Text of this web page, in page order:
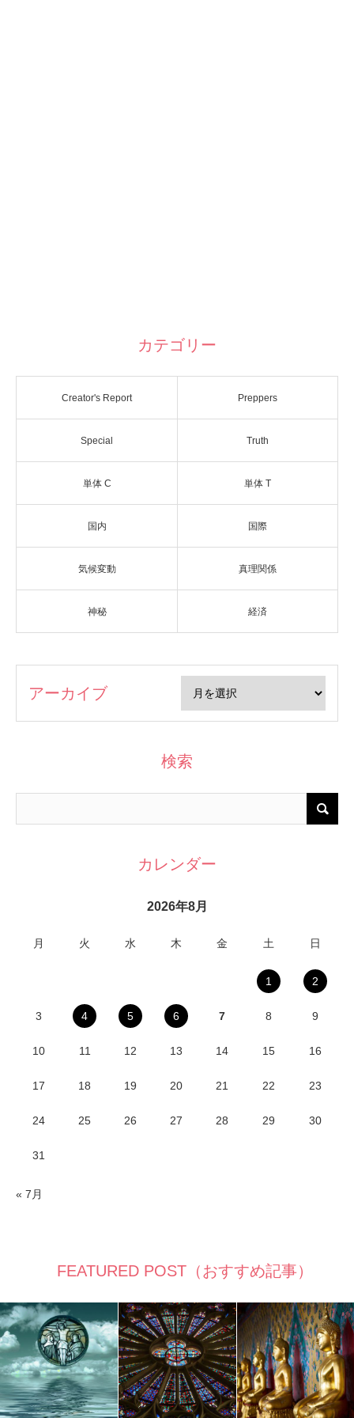
カテゴリー
Creator's Report Preppers
Special Truth
単体 C 単体 T
国内 国際
気候変動 真理関係
神秘 経済
アーカイブ
検索
カレンダー
2026年8月
月 火 水 木 金 土 日
1 2
3 4 5 6 7 8 9
10 11 12 13 14 15 16
17 18 19 20 21 22 23
24 25 26 27 28 29 30
31
« 7月
FEATURED POST（おすすめ記事）